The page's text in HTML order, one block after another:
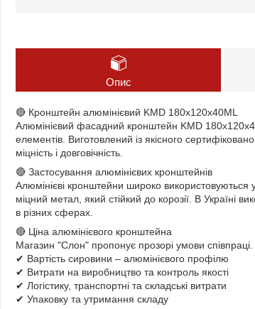
Опис
🔴 Кронштейн алюмінієвий KMD 180х120х40ML
Алюмінієвий фасадний кронштейн KMD
елементів. Виготовлений із якісного
міцність і довговічність.
🔴 Застосування алюмінієвих кронштейнів
Алюмінієві кронштейни широко використовуються
міцний метал, який стійкий до корозії. В Україні
в різних сферах.
🔴 Ціна алюмінієвого кронштейна
Магазин "Слон" пропонує прозорі умови
✔ Вартість сировини – алюмінієвого профілю
✔ Витрати на виробництво та контроль якості
✔ Логістику, транспортні та складські витрати
✔ Упаковку та утримання складу